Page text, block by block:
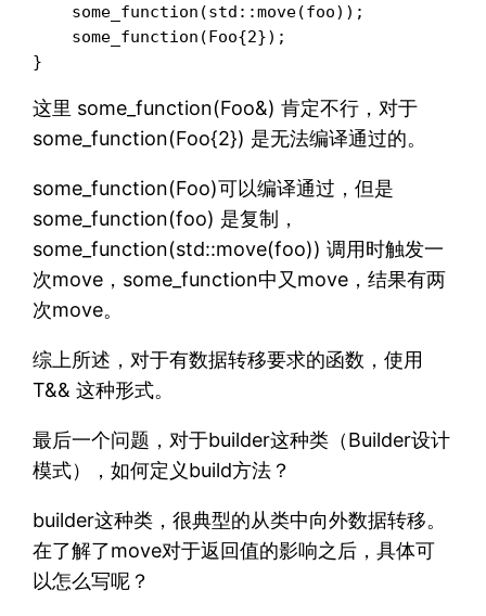
    some_function(std::move(foo));
    some_function(Foo{2});
}
这里 some_function(Foo&) 肯定不行，对于
some_function(Foo{2}) 是无法编译通过的。
some_function(Foo)可以编译通过，但是
some_function(foo) 是复制，
some_function(std::move(foo)) 调用时触发一
次move，some_function中又move，结果有两
次move。
综上所述，对于有数据转移要求的函数，使用
T&& 这种形式。
最后一个问题，对于builder这种类（Builder设计
模式），如何定义build方法？
builder这种类，很典型的从类中向外数据转移。
在了解了move对于返回值的影响之后，具体可
以怎么写呢？